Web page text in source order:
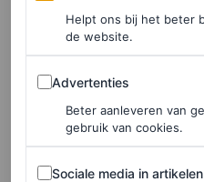
Helpt ons bij het beter
de website.
Advertenties
Advertenties
Beter aanleveren van
gebruik van cookies.
Sociale media in artikelen
Sociale media in artikelen